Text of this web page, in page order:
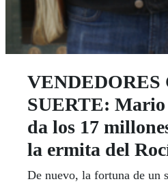
VENDEDORES
SUERTE:
da los 17
la ermita del
De nuevo, la fortuna de un